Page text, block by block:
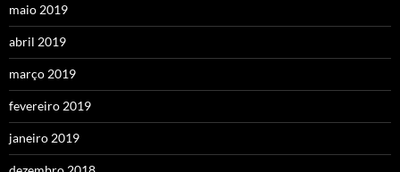
maio 2019
abril 2019
março 2019
fevereiro 2019
janeiro 2019